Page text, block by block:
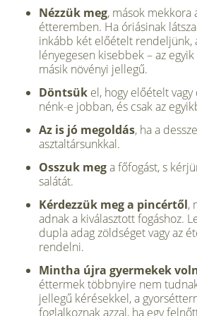
Nézzük meg, mások mekkora
étteremben. Ha óriásinak
inkább két előételt rendeljünk,
lényegesen kisebbek – az
másik növényi jellegű.
Döntsük el, hogy előételt
nénk-e jobban, és csak az
Az is jó megoldás, ha a
asztaltársunkkal.
Osszuk mega főfogást, s
salátát.
Kérdezzük meg a pincértől,
adnak a kiválasztott fogáshoz.
dupla adag zöldséget vagy az
rendelni.
Mintha újra gyermekek
éttermek többnyire nem
jellegű kérésekkel, a
foglalkoznak azzal, ha egy